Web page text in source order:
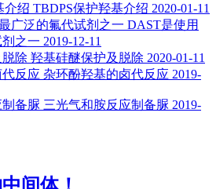
TBDPS保护羟基介绍 2020-01-11
DAST是使用
之一 2019-12-11
羟基硅醚保护及脱除 2020-01-11
杂环酚羟基的卤代反应 2019-
三光气和胺反应制备脲 2019-